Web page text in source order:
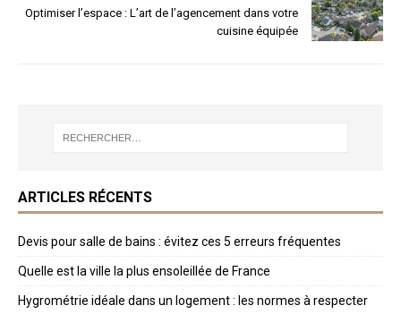
Optimiser l’espace : L’art de l’agencement dans votre
cuisine équipée
ARTICLES RÉCENTS
Devis pour salle de bains : évitez ces 5 erreurs fréquentes
Quelle est la ville la plus ensoleillée de France
Hygrométrie idéale dans un logement : les normes à respecter